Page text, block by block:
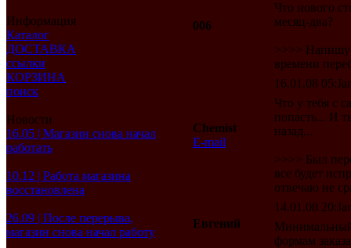
Информация
Каталог
ДОСТАВКА
ссылки
КОРЗИНА
поиск
Новости
16.05 | Магазин снова начал
работать
10.12 | Работа магазина
восстановлена
26.09 | После перерыва,
магазин снова начал работу
006
Что нового
месяц-два?
>>>> Напишу
времени
Chemist
E-mail
16.01.08
Что у тебя с
попасть... И
назад...
>>>> Был
все будет
отвечаю не
Евгений
14.01.08
Минимальный
формам